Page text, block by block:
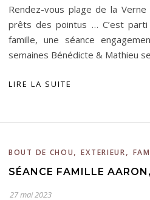
Rendez-vous plage de la
prêts des pointus … C’est
famille, une séance
semaines Bénédicte & Mathieu
LIRE LA SUITE
BOUT DE CHOU,EXTERIEUR,
SÉANCE FAMILLE
27 mai 2023